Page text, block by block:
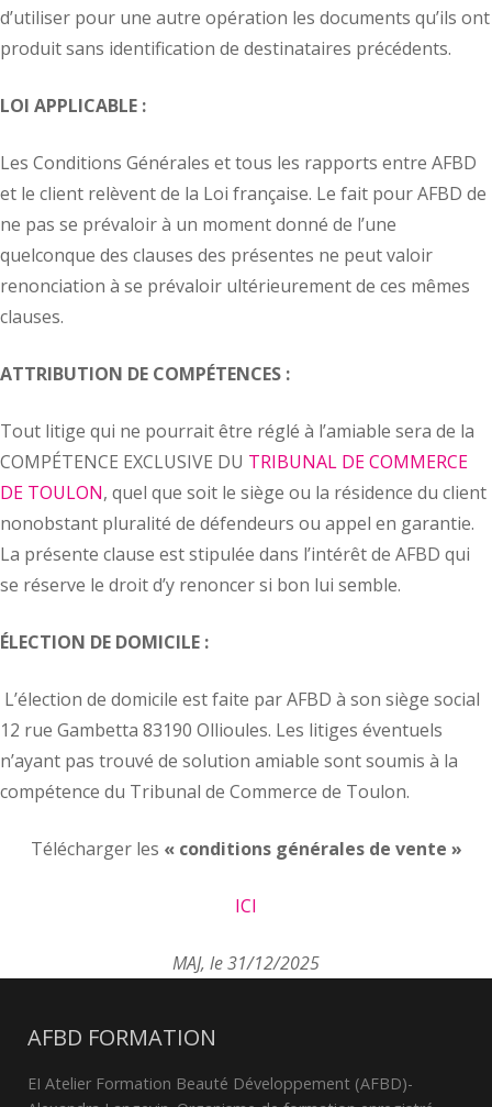
d’utiliser pour une autre opération les documents qu’ils ont
produit sans identification de destinataires précédents.
LOI APPLICABLE :
Les Conditions Générales et tous les rapports entre AFBD
et le client relèvent de la Loi française. Le fait pour AFBD de
ne pas se prévaloir à un moment donné de l’une
quelconque des clauses des présentes ne peut valoir
renonciation à se prévaloir ultérieurement de ces mêmes
clauses.
ATTRIBUTION DE COMPÉTENCES :
Tout litige qui ne pourrait être réglé à l’amiable sera de la
COMPÉTENCE EXCLUSIVE DU TRIBUNAL DE COMMERCE
DE TOULON, quel que soit le siège ou la résidence du client
nonobstant pluralité de défendeurs ou appel en garantie.
La présente clause est stipulée dans l’intérêt de AFBD qui
se réserve le droit d’y renoncer si bon lui semble.
ÉLECTION DE DOMICILE :
L’élection de domicile est faite par AFBD à son siège social
12 rue Gambetta 83190 Ollioules. Les litiges éventuels
n’ayant pas trouvé de solution amiable sont soumis à la
compétence du Tribunal de Commerce de Toulon.
Télécharger les « conditions générales de vente »
ICI
MAJ, le 31/12/2025
AFBD FORMATION
EI Atelier Formation Beauté Développement (AFBD)-